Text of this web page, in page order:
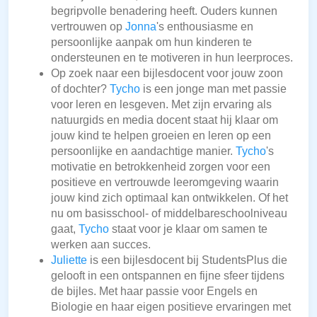
begripvolle benadering heeft. Ouders kunnen
vertrouwen op Jonna's enthousiasme en
persoonlijke aanpak om hun kinderen te
ondersteunen en te motiveren in hun leerproces.
Op zoek naar een bijlesdocent voor jouw zoon
of dochter? Tycho is een jonge man met passie
voor leren en lesgeven. Met zijn ervaring als
natuurgids en media docent staat hij klaar om
jouw kind te helpen groeien en leren op een
persoonlijke en aandachtige manier. Tycho's
motivatie en betrokkenheid zorgen voor een
positieve en vertrouwde leeromgeving waarin
jouw kind zich optimaal kan ontwikkelen. Of het
nu om basisschool- of middelbareschoolniveau
gaat, Tycho staat voor je klaar om samen te
werken aan succes.
Juliette is een bijlesdocent bij StudentsPlus die
gelooft in een ontspannen en fijne sfeer tijdens
de bijles. Met haar passie voor Engels en
Biologie en haar eigen positieve ervaringen met